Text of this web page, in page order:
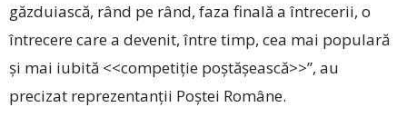
găzduiască, rând pe rând, faza finală a întrecerii, o
întrecere care a devenit, între timp, cea mai populară
şi mai iubită <<competiţie poştăşească>>”, au
precizat reprezentanții Poștei Române.